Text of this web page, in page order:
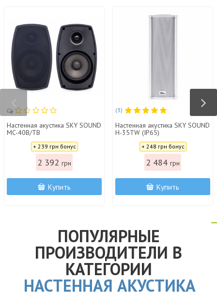
Настенная акустика SKY SOUND
MC-40B/TB
+ 239 грн бонус
2 392 грн
Купить
(3)
Настенная акустика SKY SOUND
H-35TW (IP65)
+ 248 грн бонус
2 484 грн
Купить
ПОПУЛЯРНЫЕ
ПРОИЗВОДИТЕЛИ В
КАТЕГОРИИ
НАСТЕННАЯ АКУСТИКА